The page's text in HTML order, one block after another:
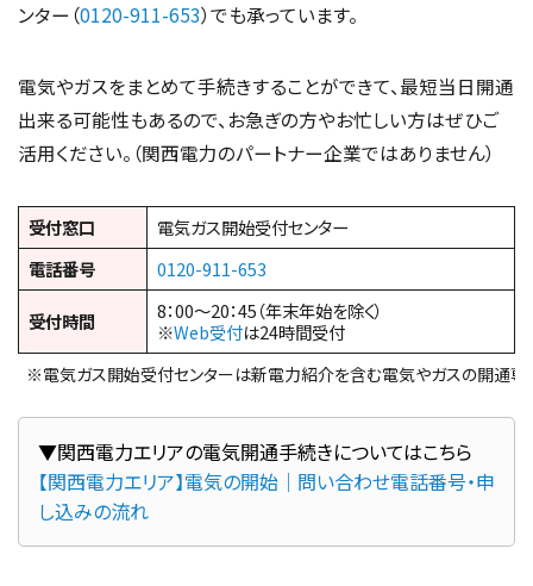
ンター（0120-911-653）でも承っています。
電気やガスをまとめて手続きすることができて、最短当日開通
出来る可能性もあるので、お急ぎの方やお忙しい方はぜひご
活用ください。（関西電力のパートナー企業ではありません）
受付窓口
電気ガス開始受付センター
電話番号
0120-911-653
受付時間
8：00～20：45（年末年始を除く）
※Web受付は24時間受付
※電気ガス開始受付センターは新電力紹介を含む電気やガスの開通専
【関西電力エリア】電気の開始｜問い合わせ電話番号・申
し込みの流れ